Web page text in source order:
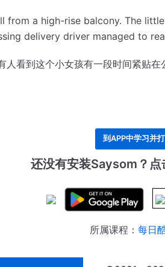
from a high-rise balcony. The
delivery driver managed to
人看到这个小女孩有一段时间紧贴在
到APP中学习并
还没有安装Saysom？点
所属课程： 每日